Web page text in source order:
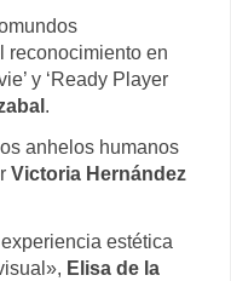
reconocimiento en
y ‘Ready Player
.
anhelos humanos
Victoria Hernández
estética
Elisa de la